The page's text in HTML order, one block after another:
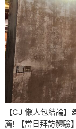
【CJ 懶人包結論
薦! 【當日拜訪體驗